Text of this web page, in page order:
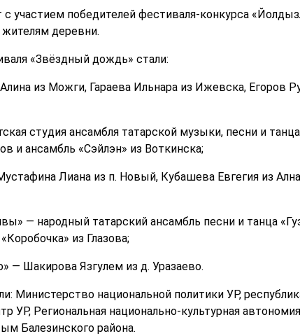
участием победителей фестиваля-конкурса
деревни.
«Звёздный дождь» стали:
из Можги, Гараева Ильнара из Ижевска, Егоров
студия ансамбля татарской музыки, песни и
и ансамбль «Сэйлэн» из Воткинска;
Лиана из п. Новый, Кубашева Евгегия из
— народный татарский ансамбль песни и танца
из Глазова;
— Шакирова Язгулем из д. Уразаево.
Министерство национальной политики УР,
УР, Региональная национально-культурная
Балезинского района.